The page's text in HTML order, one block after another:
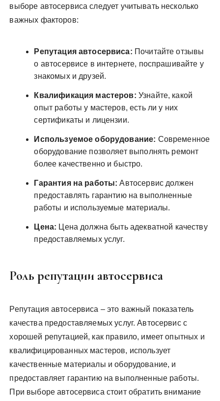
выборе автосервиса следует учитывать несколько
важных факторов:
Репутация автосервиса: Почитайте отзывы
о автосервисе в интернете, поспрашивайте у
знакомых и друзей.
Квалификация мастеров: Узнайте, какой
опыт работы у мастеров, есть ли у них
сертификаты и лицензии.
Используемое оборудование: Современное
оборудование позволяет выполнять ремонт
более качественно и быстро.
Гарантия на работы: Автосервис должен
предоставлять гарантию на выполненные
работы и используемые материалы.
Цена: Цена должна быть адекватной качеству
предоставляемых услуг.
Роль репутации автосервиса
Репутация автосервиса – это важный показатель
качества предоставляемых услуг. Автосервис с
хорошей репутацией, как правило, имеет опытных и
квалифицированных мастеров, использует
качественные материалы и оборудование, и
предоставляет гарантию на выполненные работы.
При выборе автосервиса стоит обратить внимание